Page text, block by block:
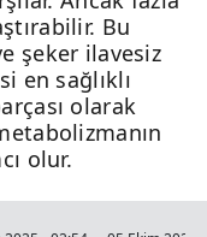
Bu
şeker ilavesiz
en sağlıklı
olarak
olur.